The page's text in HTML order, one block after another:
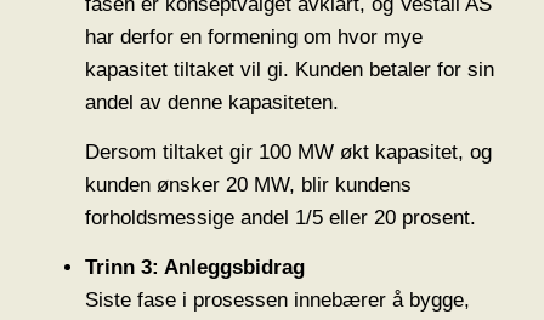
har derfor en formening om hvor mye
kapasitet tiltaket vil gi. Kunden betaler for sin
andel av denne kapasiteten.
Dersom tiltaket gir 100 MW økt kapasitet, og
kunden ønsker 20 MW, blir kundens
forholdsmessige andel 1/5 eller 20 prosent.
Trinn 3: Anleggsbidrag
Siste fase i prosessen innebærer å bygge,